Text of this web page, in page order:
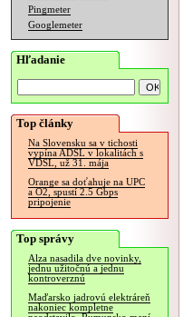
Pingmeter
Googlemeter
Hľadanie
Top články
Na Slovensku sa v tichosti
vypína ADSL v lokalitách s
VDSL, už 31. mája
Orange sa doťahuje na UPC
a O2, spustí 2.5 Gbps
pripojenie
Top správy
Alza nasadila dve novinky,
jednu užitočnú a jednu
kontroverznú
Maďarsko jadrovú elektráreň
nakoniec kompletne